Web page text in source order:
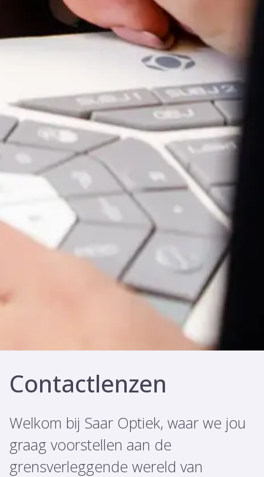
Contactlenzen
Welkom bij Saar Optiek, waar we jou
graag voorstellen aan de
grensverleggende wereld van